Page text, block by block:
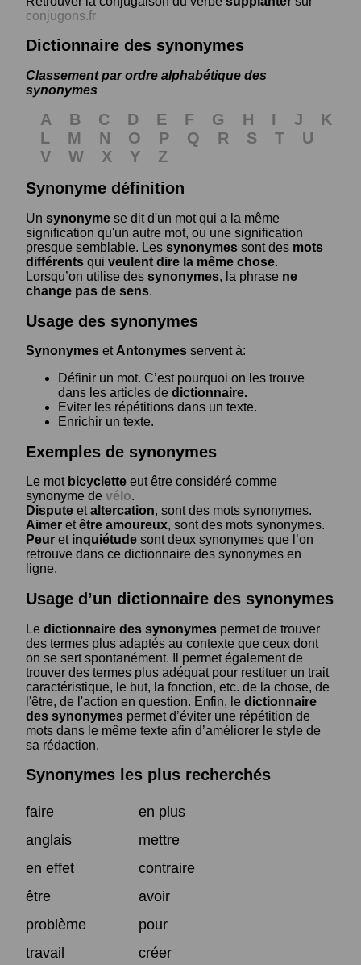
conjugons.fr
Dictionnaire des synonymes
Classement par ordre alphabétique des
synonymes
A B C D E F G H I J
K
L
M N O P Q R S T
U
V
W X Y
Z
Synonyme définition
Un synonyme se dit d'un mot qui a la même
signification qu'un autre mot, ou une signification
presque semblable. Les synonymes sont des mots
différents qui veulent dire la même chose.
Lorsqu’on utilise des synonymes, la phrase ne
change pas de sens.
Usage des synonymes
Synonymes et Antonymes servent à:
Définir un mot. C’est pourquoi on les trouve
dans les articles de dictionnaire.
Eviter les répétitions dans un texte.
Enrichir un texte.
Exemples de synonymes
Le mot bicyclette eut être considéré comme
synonyme de vélo.
Dispute etaltercation, sont des mots synonymes.
Aimer etêtre amoureux, sont des mots synonymes.
Peur et inquiétude sont deux synonymes que l’on
retrouve dans ce dictionnaire des synonymes en
ligne.
Usage d’un dictionnaire des synonymes
Le dictionnaire des synonymes permet de trouver
des termes plus adaptés au contexte que ceux dont
on se sert spontanément. Il permet également de
trouver des termes plus adéquat pour restituer un trait
caractéristique, le but, la fonction, etc. de la chose, de
l'être, de l'action en question. Enfin, le dictionnaire
des synonymes permet d’éviter une répétition de
mots dans le même texte afin d’améliorer le style de
sa rédaction.
Synonymes les plus recherchés
faire
en plus
anglais
mettre
en effet
contraire
être
avoir
problème
pour
travail
créer